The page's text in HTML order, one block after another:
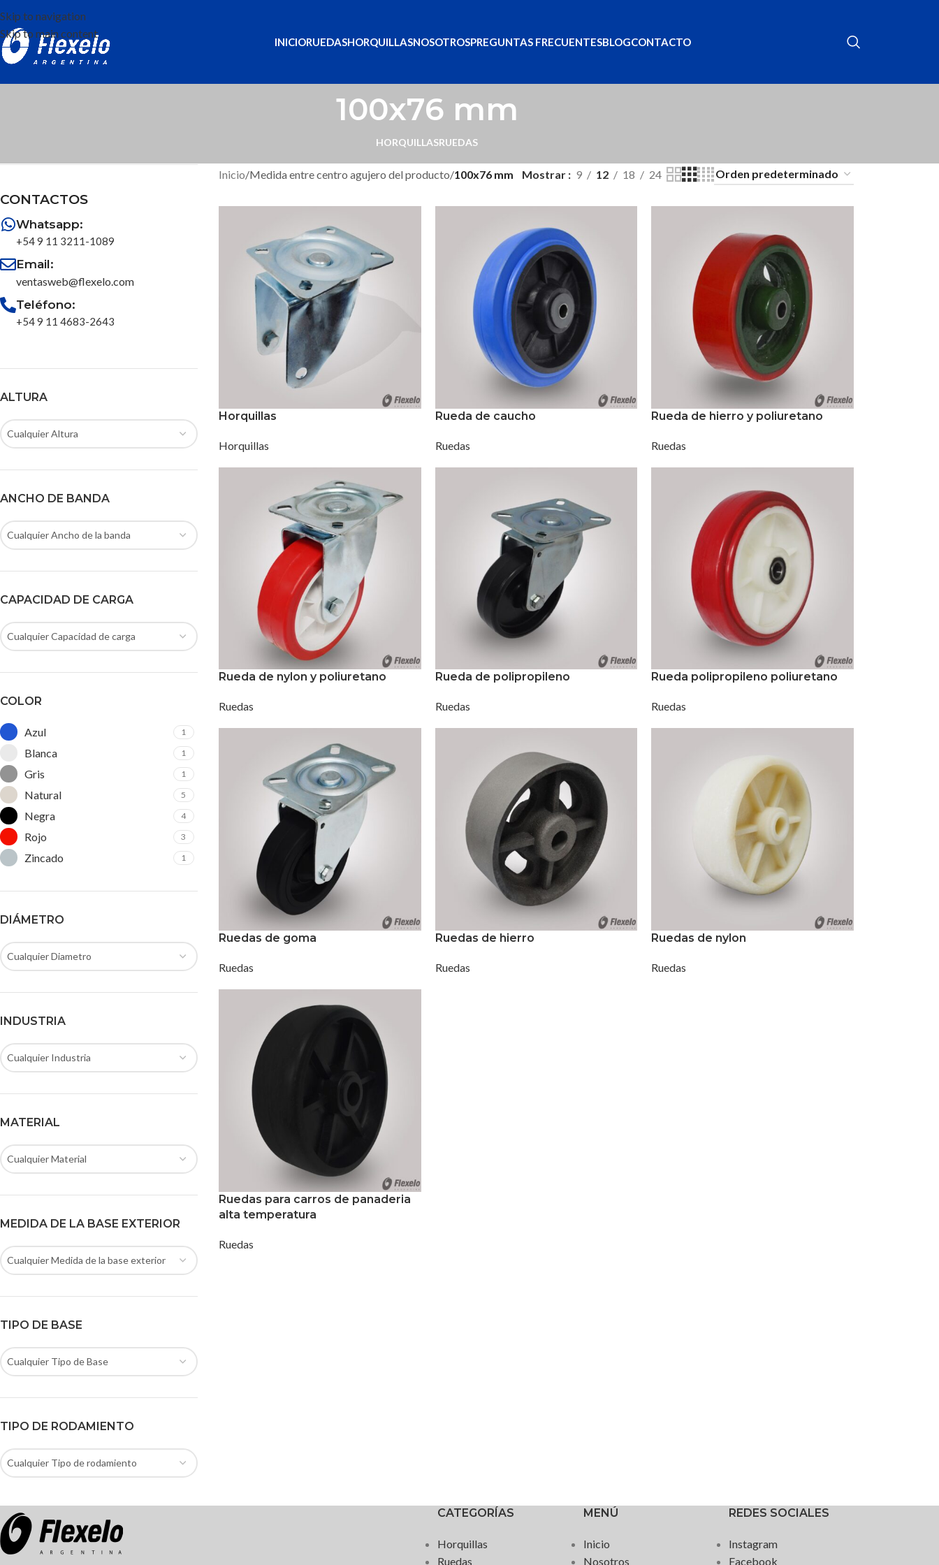
Skip to navigation
Skip to main content
INICIORUEDASHORQUILLASNOSOTROSPREGUNTAS FRECUENTESBLOGCONTACTO
100x76 mm
HORQUILLASRUEDAS
CONTACTOS
Whatsapp:
+54 9 11 3211-1089
Email:
ventasweb@flexelo.com
Teléfono:
+54 9 11 4683-2643
ALTURA
Cualquier Altura
ANCHO DE BANDA
Cualquier Ancho de la banda
CAPACIDAD DE CARGA
Cualquier Capacidad de carga
COLOR
Azul 1
Blanca 1
Gris 1
Natural 5
Negra 4
Rojo 3
Zincado 1
DIÁMETRO
Cualquier Diametro
INDUSTRIA
Cualquier Industria
MATERIAL
Cualquier Material
MEDIDA DE LA BASE EXTERIOR
Cualquier Medida de la base exterior
TIPO DE BASE
Cualquier Tipo de Base
TIPO DE RODAMIENTO
Cualquier Tipo de rodamiento
Inicio/Medida entre centro agujero del producto/100x76 mm Mostrar 9 12 18 24
Horquillas
Horquillas
Rueda de caucho
Ruedas
Rueda de hierro y poliuretano
Ruedas
Rueda de nylon y poliuretano
Ruedas
Rueda de polipropileno
Ruedas
Rueda polipropileno poliuretano
Ruedas
Ruedas de goma
Ruedas
Ruedas de hierro
Ruedas
Ruedas de nylon
Ruedas
Ruedas para carros de panaderia
alta temperatura
Ruedas
CATEGORÍAS
Horquillas
Ruedas
MENÚ
Inicio
Nosotros
REDES SOCIALES
Instagram
Facebook